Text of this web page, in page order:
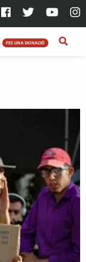
FES UNA DONACIÓ